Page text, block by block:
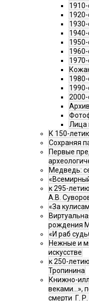
Лица
К 150-
Сохраняя
Первые
Медведь:
к 295-
А.В.
«За
рождения
«И раб
Нежные и
искусстве
к 250-
Тропинина
Книжно-
веками…»,
смерти Г.